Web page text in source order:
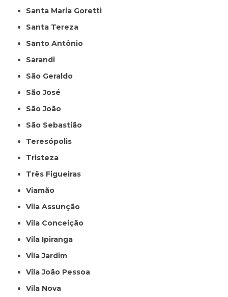
Santa Maria Goretti
Santa Tereza
Santo Antônio
Sarandi
São Geraldo
São José
São João
São Sebastião
Teresópolis
Tristeza
Três Figueiras
Viamão
Vila Assunção
Vila Conceição
Vila Ipiranga
Vila Jardim
Vila João Pessoa
Vila Nova